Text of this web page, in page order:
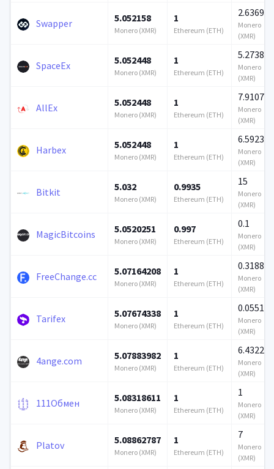
Swapper 5.052158
Monero (XMR)
1
Ethereum (ETH)
2.636922
Monero
(XMR)
SpaceEx 5.052448
Monero (XMR)
1
Ethereum (ETH)
5.273844
Monero
(XMR)
AllEx 5.052448
Monero (XMR)
1
Ethereum (ETH)
7.910767
Monero
(XMR)
Harbex 5.052448
Monero (XMR)
1
Ethereum (ETH)
6.592305
Monero
(XMR)
Bitkit 5.032
Monero (XMR)
0.9935
Ethereum (ETH)
15
Monero
(XMR)
MagicBitcoins 5.0520251
Monero (XMR)
0.997
Ethereum (ETH)
0.1
Monero
(XMR)
FreeChange.cc 5.07164208
Monero (XMR)
1
Ethereum (ETH)
0.318806
Monero
(XMR)
Tarifex 5.07674338
Monero (XMR)
1
Ethereum (ETH)
0.055108
Monero
(XMR)
4ange.com 5.07883982
Monero (XMR)
1
Ethereum (ETH)
6.432284
Monero
(XMR)
111Обмен 5.08318611
Monero (XMR)
1
Ethereum (ETH)
1
Monero
(XMR)
Platov 5.08862787
Monero (XMR)
1
Ethereum (ETH)
7
Monero
(XMR)